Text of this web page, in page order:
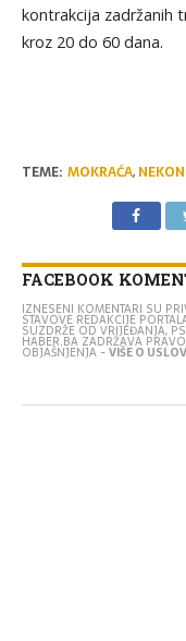
kontrakcija zadržanih
kroz 20 do 60 dana.
TEME: MOKRAĆA,
FACEBOOK
IZNESENI KOMENTARI SU
STAVOVE REDAKCIJE
SUZDRŽE OD VRIJEĐANJA,
HABER.BA ZADRŽAVA
OBJAŠNJENJA -VIŠE O